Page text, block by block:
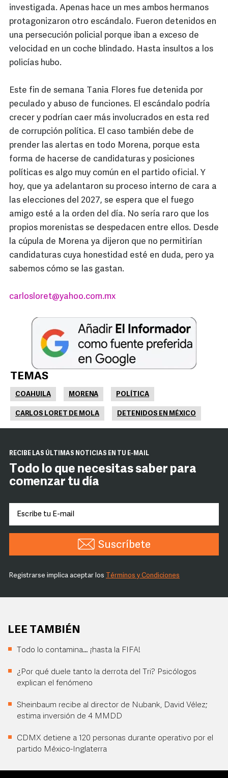
investigada. Apenas hace un mes ambos hermanos
protagonizaron otro escándalo. Fueron detenidos en
una persecución policial porque iban a exceso de
velocidad en un coche blindado. Hasta insultos a los
policías hubo.
Este fin de semana Tania Flores fue detenida por
peculado y abuso de funciones. El escándalo podría
crecer y podrían caer más involucrados en esta red
de corrupción política. El caso también debe de
prender las alertas en todo Morena, porque esta
forma de hacerse de candidaturas y posiciones
políticas es algo muy común en el partido oficial. Y
hoy, que ya adelantaron su proceso interno de cara a
las elecciones del 2027, se espera que el fuego
amigo esté a la orden del día. No sería raro que los
propios morenistas se despedacen entre ellos. Desde
la cúpula de Morena ya dijeron que no permitirían
candidaturas cuya honestidad esté en duda, pero ya
sabemos cómo se las gastan.
carlosloret@yahoo.com.mx
TEMAS
COAHUILA MORENA POLÍTICA
CARLOS LORET DE MOLA DETENIDOS EN MÉXICO
RECIBE LAS ÚLTIMAS NOTICIAS EN TU E-MAIL
Todo lo que necesitas saber para
comenzar tu día
Suscríbete
Registrarse implica aceptar los Términos y Condiciones
LEE TAMBIÉN
Todo lo contamina… ¡hasta la FIFA!
¿Por qué duele tanto la derrota del Tri? Psicólogos
explican el fenómeno
Sheinbaum recibe al director de Nubank, David Vélez;
estima inversión de 4 MMDD
CDMX detiene a 120 personas durante operativo por el
partido México-Inglaterra